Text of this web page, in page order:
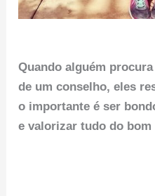
Quando alguém
de um conselho, eles
o importante é ser
e valorizar tudo do bom